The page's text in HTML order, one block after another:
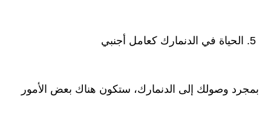
بمجرد وصولك إلى الدنمارك، ستكون هناك بعض الأمور